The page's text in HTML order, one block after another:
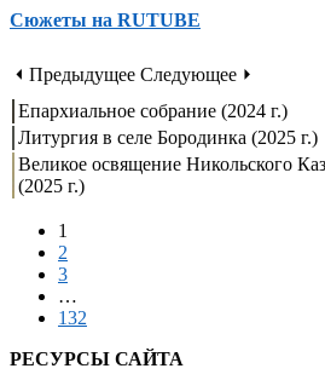
Сюжеты на RUTUBE
⏴ Предыдущее Следующее ⏵
Епархиальное собрание (2024 г.)
Литургия в селе Бородинка (2025 г.)
Великое освящение Никольского
(2025 г.)
1
2
3
…
132
РЕСУРСЫ САЙТА